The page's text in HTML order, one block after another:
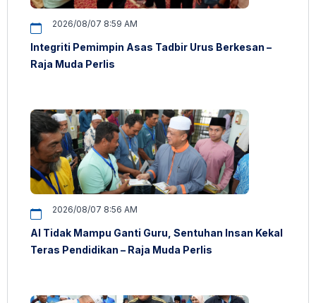
2026/08/07 8:59 AM
Integriti Pemimpin Asas Tadbir Urus Berkesan –
Raja Muda Perlis
2026/08/07 8:56 AM
AI Tidak Mampu Ganti Guru, Sentuhan Insan Kekal
Teras Pendidikan – Raja Muda Perlis